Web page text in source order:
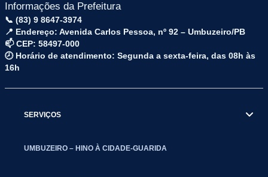
Informações da Prefeitura
📞 (83) 9 8647-3974
📍 Endereço: Avenida Carlos Pessoa, nº 92 – Umbuzeiro/PB
📫 CEP: 58497-000
🕗 Horário de atendimento: Segunda a sexta-feira, das 08h às
16h
SERVIÇOS
UMBUZEIRO – HINO À CIDADE-GUARIDA